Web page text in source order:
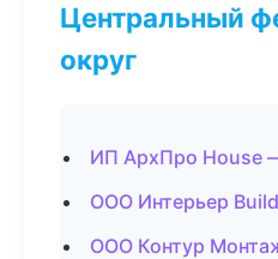
Центральный
округ
ИП АрхПро House
ООО Интерьер
ООО Контур